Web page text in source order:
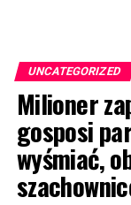
UNCATEGORIZED
Milioner
gosposi
wyśmiać,